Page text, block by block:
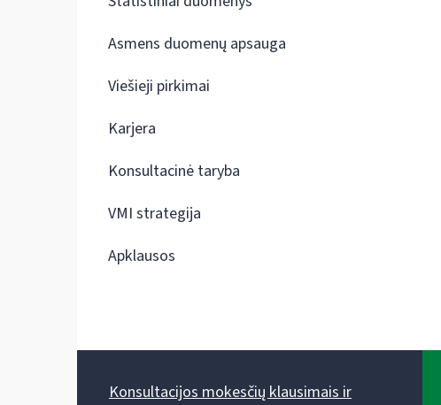
Asmens duomenų apsauga
Viešieji pirkimai
Karjera
Konsultacinė taryba
VMI strategija
Apklausos
Konsultacijos mokesčių klausimais ir